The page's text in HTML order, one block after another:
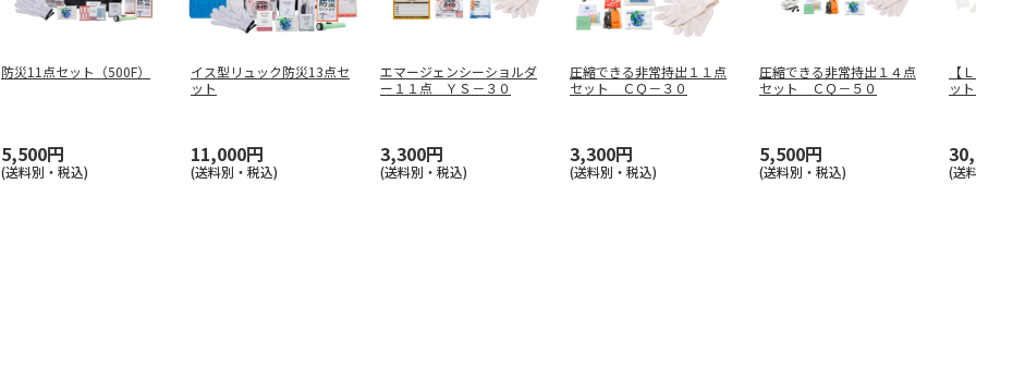
防災11点セット（500F）
5,500円
(送料別・税込)
イス型リュック防災13点セ
ット
11,000円
(送料別・税込)
エマージェンシーショルダ
ー１１点 ＹＳ－３０
3,300円
(送料別・税込)
圧縮できる非常持出１１点
セット ＣＱ－３０
3,300円
(送料別・税込)
圧縮できる非常持出１４点
セット ＣＱ－５０
5,500円
(送料別・税込)
【ＬＡ・Ｐ
ットラピ
30,800円
(送料別・税